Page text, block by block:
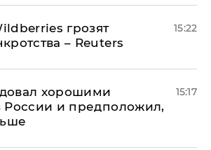
грозят
– Reuters
15:22
хорошими
России и предположил,
15:17